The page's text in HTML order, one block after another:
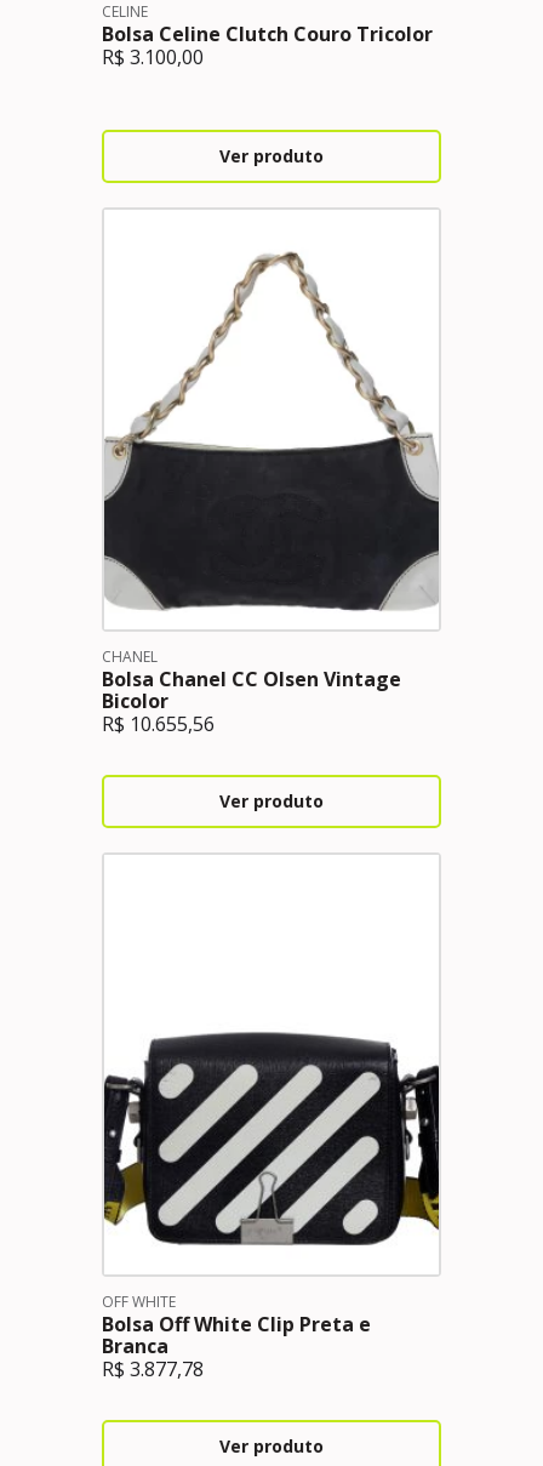
CELINE
Bolsa Celine Clutch Couro Tricolor
R$ 3.100,00
Ver produto
CHANEL
Bolsa Chanel CC Olsen Vintage
Bicolor
R$ 10.655,56
Ver produto
OFF WHITE
Bolsa Off White Clip Preta e
Branca
R$ 3.877,78
Ver produto